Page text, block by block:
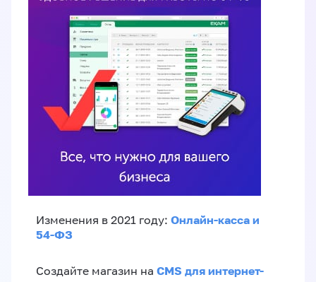
Изменения в 2021 году: Онлайн-касса и
54-ФЗ
Создайте магазин на CMS для интернет-